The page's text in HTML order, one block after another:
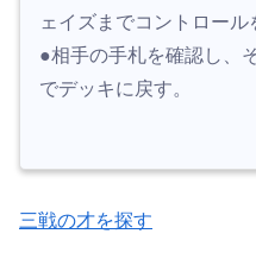
ェイズまでコントロール
●相手の手札を確認し、
でデッキに戻す。
三戦の才を探す